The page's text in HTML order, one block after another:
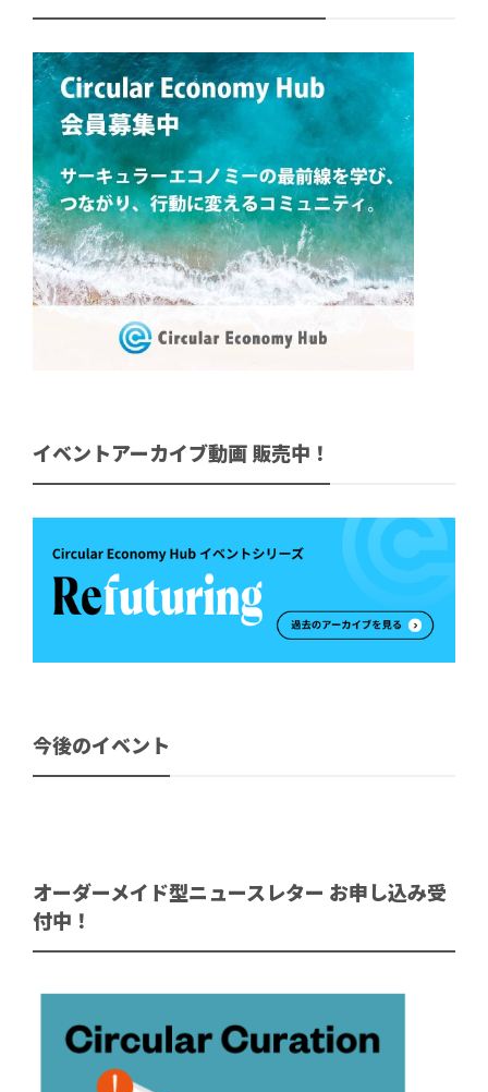
イベントアーカイブ動画 販売中！
今後のイベント
オーダーメイド型ニュースレター お申し込み受
付中！